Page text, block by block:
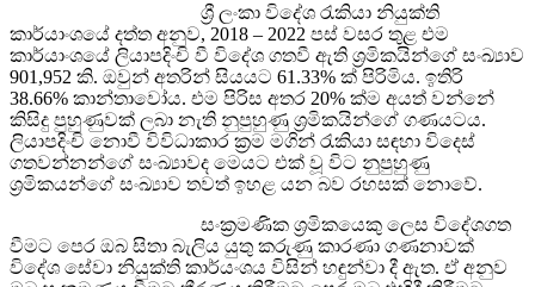
ශ්‍රී ලංකා විදේශ රැකියා නියුක්ති
කාර්යාංශයේ දත්ත අනුව, 2018 – 2022 පස් වසර තුළ එම
කාර්යාංශයේ ලියාපදිංචි වී විදේශ ගතවී ඇති ශ්‍රමිකයින්ගේ සංඛ්‍යාව
901,952 කි. ඔවුන් අතරින් සියයට 61.33% ක් පිරිමිය. ඉතිරි
38.66% කාන්තාවෝය. එම පිරිස අතර 20% ක්ම අයත් වන්නේ
කිසිදු පුහුණුවක් ලබා නැති නුපුහුණු ශ්‍රමිකයින්ගේ ගණයටය.
ලියාපදිංචි නොවී විවිධාකාර ක්‍රම මගින් රැකියා සඳහා විදෙස්
ගතවන්නන්ගේ සංඛ්‍යාවද මෙයට එක් වූ විට නුපුහුණු
ශ්‍රමිකයන්ගේ සංඛ්‍යාව තවත් ඉහළ යන බව රහසක් නොවේ.
සංක්‍රමණික ශ්‍රමිකයෙකු ලෙස විදේශගත
වීමට පෙර ඔබ සිතා බැලිය යුතු කරුණු කාරණා ගණනාවක්
විදේශ සේවා නියුක්ති කාර්යංශය විසින් හඳුන්වා දී ඇත. ඒ අනුව